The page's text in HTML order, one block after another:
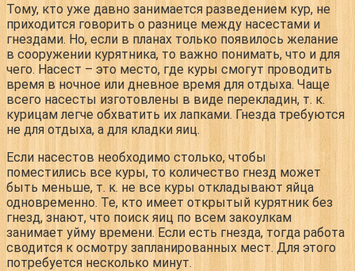
Тому, кто уже давно занимается разведением кур, не
приходится говорить о разнице между насестами и
гнездами. Но, если в планах только появилось желание
в сооружении курятника, то важно понимать, что и для
чего. Насест – это место, где куры смогут проводить
время в ночное или дневное время для отдыха. Чаще
всего насесты изготовлены в виде перекладин, т. к.
курицам легче обхватить их лапками. Гнезда требуются
не для отдыха, а для кладки яиц.
Если насестов необходимо столько, чтобы
поместились все куры, то количество гнезд может
быть меньше, т. к. не все куры откладывают яйца
одновременно. Те, кто имеет открытый курятник без
гнезд, знают, что поиск яиц по всем закоулкам
занимает уйму времени. Если есть гнезда, тогда работа
сводится к осмотру запланированных мест. Для этого
потребуется несколько минут.